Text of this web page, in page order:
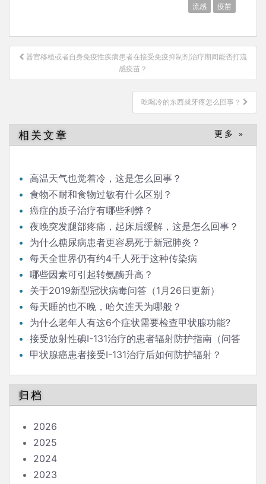
流感 疫苗
文
导
器官移植或者自身免疫性疾病患者在接受免疫抑制剂治疗期间能否打流
感疫苗？
吃喝冷的东西就牙疼怎么回事？
相关文章 更多 »
高温天气也觉着冷，这是怎么回事？
食物不耐和食物过敏有什么区别？
癌症的质子治疗有哪些利弊？
夜晚突发腿部疼痛，起床后缓解，这是怎么回事？
为什么糖尿病患者更容易死于新冠肺炎？
每天全世界仍有约4千人死于这种传染病
哪些因素可引起转氨酶升高？
关于2019新型冠状病毒问答（1月26日更新）
每天睡的也不晚，哈欠连天为哪般？
为什么老年人有这6个症状需要检查甲状腺功能?
接受放射性碘I-131治疗的患者辐射防护指南（问答
版）甲状腺癌患者接受I-131治疗后如何防护辐射？
归档
2026
2025
2024
2023